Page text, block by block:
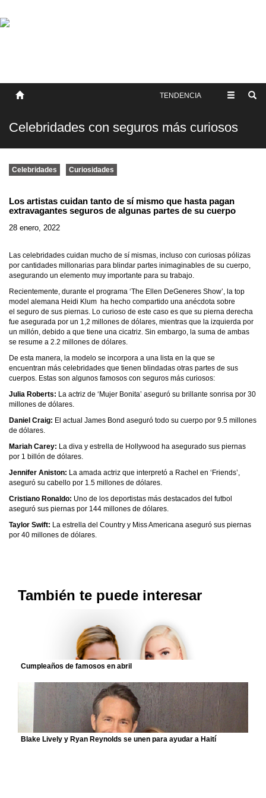
SOBRE NOSOTROS
TENDENCIA
Celebridades con seguros más curiosos
Celebridades Curiosidades
Los artistas cuidan tanto de sí mismo que hasta pagan
extravagantes seguros de algunas partes de su cuerpo
28 enero, 2022
Las celebridades cuidan mucho de sí mismas, incluso con curiosas pólizas
por cantidades millonarias para blindar partes inimaginables de su cuerpo,
asegurando un elemento muy importante para su trabajo.
Recientemente, durante el programa ‘The Ellen DeGeneres Show’, la top
model alemana Heidi Klum ha hecho compartido una anécdota sobre
el seguro de sus piernas. Lo curioso de este caso es que su pierna derecha
fue asegurada por un 1,2 millones de dólares, mientras que la izquierda por
un millón, debido a que tiene una cicatriz. Sin embargo, la suma de ambas
se resume a 2.2 millones de dólares.
De esta manera, la modelo se incorpora a una lista en la que se
encuentran más celebridades que tienen blindadas otras partes de sus
cuerpos. Estas son algunos famosos con seguros más curiosos:
Julia Roberts: La actriz de ‘Mujer Bonita’ aseguró su brillante sonrisa por 30
millones de dólares.
Daniel Craig: El actual James Bond aseguró todo su cuerpo por 9.5 millones
de dólares.
Mariah Carey: La diva y estrella de Hollywood ha asegurado sus piernas
por 1 billón de dólares.
Jennifer Aniston: La amada actriz que interpretó a Rachel en ‘Friends’,
aseguró su cabello por 1.5 millones de dólares.
Cristiano Ronaldo: Uno de los deportistas más destacados del futbol
aseguró sus piernas por 144 millones de dólares.
Taylor Swift: La estrella del Country y Miss Americana aseguró sus piernas
por 40 millones de dólares.
También te puede interesar
Cumpleaños de famosos en abril
Blake Lively y Ryan Reynolds se unen para ayudar a Haití